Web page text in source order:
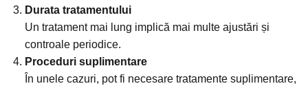
Durata tratamentului
Un tratament mai lung implică mai multe ajustări și
controale periodice.
Proceduri suplimentare
În unele cazuri, pot fi necesare tratamente suplimentare,